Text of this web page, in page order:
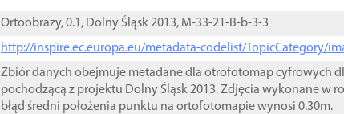
Ortoobrazy, 0.1, Dolny Śląsk 2013, M-33-21-B-b-3-3
http://inspire.ec.europa.eu/metadata-codelist/TopicCategory/
Zbiór danych obejmuje metadane dla otrofotomap cyfrowych
pochodzącą z projektu Dolny Śląsk 2013. Zdjęcia wykonane w
błąd średni położenia punktu na ortofotomapie wynosi 0.30m.